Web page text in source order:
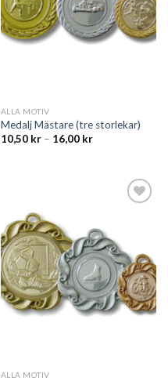
ALLA MOTIV
Medalj Mästare (tre storlekar)
10,50 kr– 16,00 kr
ALLA MOTIV